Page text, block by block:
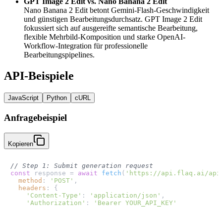
Nano Banana 2 Edit betont Gemini-Flash-Geschwindigkeit
und günstigen Bearbeitungsdurchsatz. GPT Image 2 Edit
fokussiert sich auf ausgereifte semantische Bearbeitung,
flexible Mehrbild-Komposition und starke OpenAI-
Workflow-Integration für professionelle
Bearbeitungspipelines.
API-Beispiele
JavaScript Python cURL
Anfragebeispiel
Kopieren
// Step 1: Submit generation request
const response = await fetch ( 'https://api.flaq.ai/api/
method : 'POST' ,
headers : {
'Content-Type' : 'application/json' ,
'Authorization' :
'Bearer YOUR_API_KEY'